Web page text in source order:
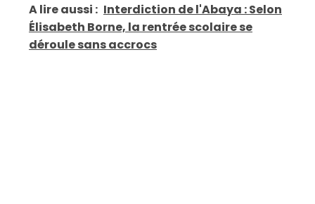
A lire aussi : Interdiction de l'Abaya : Selon
Élisabeth Borne, la rentrée scolaire se
déroule sans accrocs